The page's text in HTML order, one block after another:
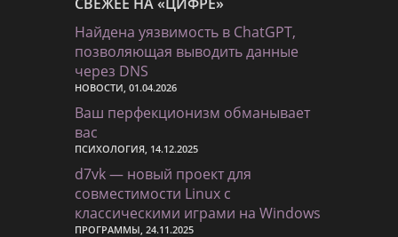
Найдена уязвимость в ChatGPT,
позволяющая выводить данные
через DNS
НОВОСТИ, 01.04.2026
Ваш перфекционизм обманывает
вас
ПСИХОЛОГИЯ, 14.12.2025
d7vk — новый проект для
совместимости Linux с
классическими играми на Windows
ПРОГРАММЫ, 24.11.2025